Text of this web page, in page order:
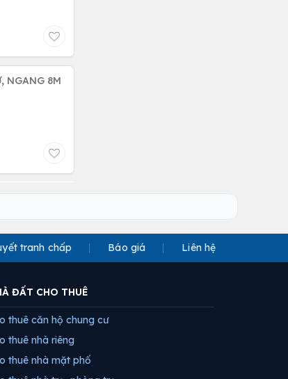
NGANG 8M
tranh chấp Báo giá Liên hệ
ĐẤT CHO THUÊ
thuê căn hộ chung cư
thuê nhà riêng
thuê nhà mặt phố